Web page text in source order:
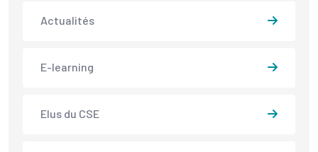
Actualités
E-learning
Elus du CSE